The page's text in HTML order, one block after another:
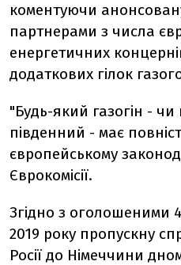
коментуючи
партнерами з числа
енергетичних
додаткових гілок
"Будь-який газогін - чи
південний - має
європейському
Єврокомісії.
Згідно з оголошеними
2019 року пропускну
Росії до Німеччини